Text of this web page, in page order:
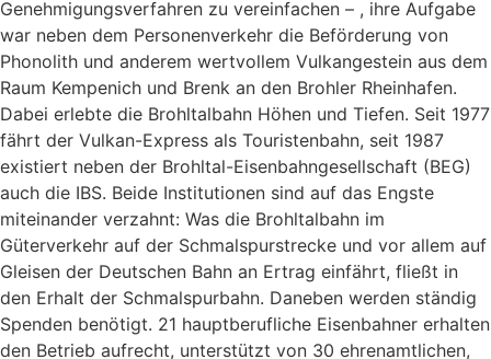
Genehmigungsverfahren zu vereinfachen – , ihre Aufgabe
war neben dem Personenverkehr die Beförderung von
Phonolith und anderem wertvollem Vulkangestein aus dem
Raum Kempenich und Brenk an den Brohler Rheinhafen.
Dabei erlebte die Brohltalbahn Höhen und Tiefen. Seit 1977
fährt der Vulkan-Express als Touristenbahn, seit 1987
existiert neben der Brohltal-Eisenbahngesellschaft (BEG)
auch die IBS. Beide Institutionen sind auf das Engste
miteinander verzahnt: Was die Brohltalbahn im
Güterverkehr auf der Schmalspurstrecke und vor allem auf
Gleisen der Deutschen Bahn an Ertrag einfährt, fließt in
den Erhalt der Schmalspurbahn. Daneben werden ständig
Spenden benötigt. 21 hauptberufliche Eisenbahner erhalten
den Betrieb aufrecht, unterstützt von 30 ehrenamtlichen,